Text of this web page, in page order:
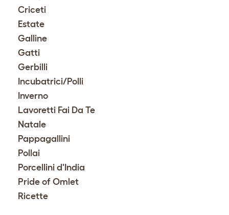
Criceti
Estate
Galline
Gatti
Gerbilli
Incubatrici/Polli
Inverno
Lavoretti Fai Da Te
Natale
Pappagallini
Pollai
Porcellini d'India
Pride of Omlet
Ricette